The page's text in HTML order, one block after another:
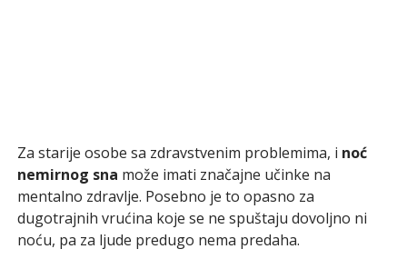
Za starije osobe sa zdravstvenim problemima, i noć
nemirnog sna može imati značajne učinke na
mentalno zdravlje. Posebno je to opasno za
dugotrajnih vrućina koje se ne spuštaju dovoljno ni
noću, pa za ljude predugo nema predaha.